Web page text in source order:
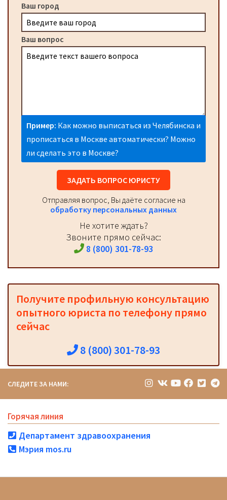
Ваш город
Ваш вопрос
Пример: Как можно выписаться из Челябинска и
прописаться в Москве автоматически? Можно
ли сделать это в Москве?
ЗАДАТЬ ВОПРОС ЮРИСТУ
Отправляя вопрос, Вы даёте согласие на
обработку персональных данных
Не хотите ждать?
Звоните прямо сейчас:
8 (800) 301-78-93
Получите профильную консультацию
опытного юриста по телефону прямо
сейчас
8 (800) 301-78-93
СЛЕДИТЕ ЗА НАМИ:
Горячая линия
Департамент здравоохранения
Мэрия mos.ru